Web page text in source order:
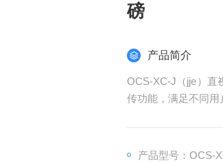
磅
产品简介
OCS-XC-J（jje）直
传功能，满足不同
产品型号：OCS-